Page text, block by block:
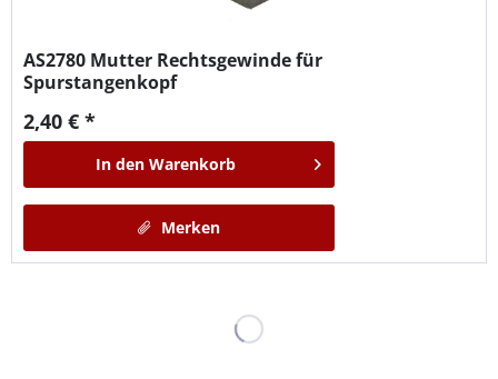
AS2780 Mutter Rechtsgewinde für
Spurstangenkopf
2,40 € *
In den Warenkorb
Merken